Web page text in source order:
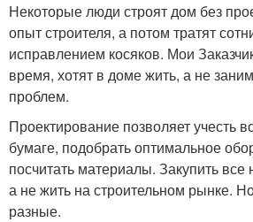
Некоторые люди строят дом без
опыт строителя, а потом тратят
исправлением косяков. Мои
время, хотят в доме жить, а не
проблем.
Проектирование позволяет учесть
бумаге, подобрать оптимальное
посчитать материалы. Закупить все
а не жить на строительном рынке.
разные.